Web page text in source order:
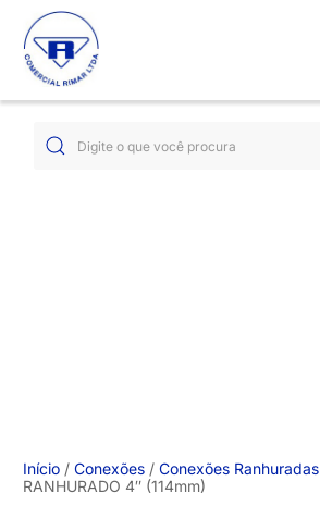
Início /Conexões /Conexões Ranhuradas
RANHURADO 4″ (114mm)